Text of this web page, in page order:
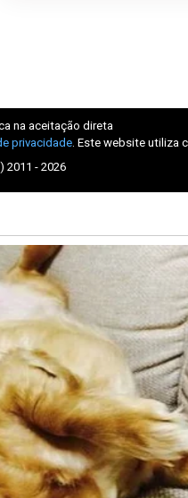
na aceitação direta
privacidade . Este website utiliza
2011 - 2026